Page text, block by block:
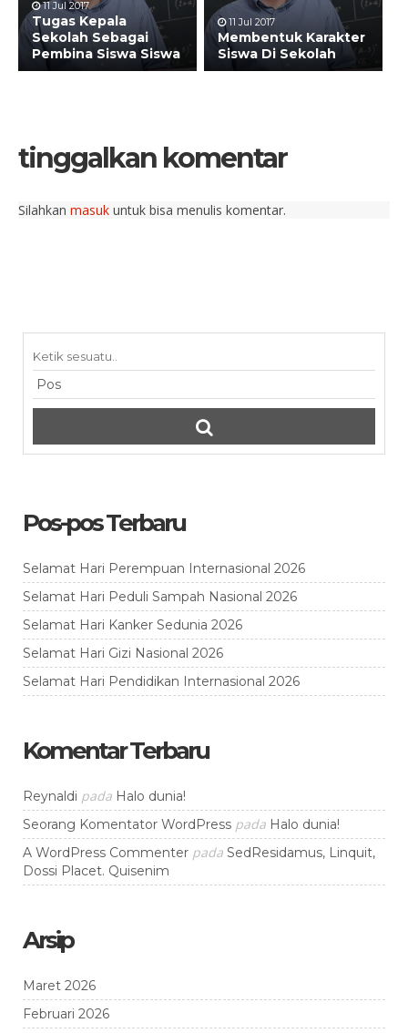
11 Jul 2017
Tugas Kepala
Sekolah Sebagai
Pembina Siswa Siswa
11 Jul 2017
Membentuk Karakter
Siswa Di Sekolah
tinggalkan komentar
Silahkan masuk untuk bisa menulis komentar.
Pos-pos Terbaru
Selamat Hari Perempuan Internasional 2026
Selamat Hari Peduli Sampah Nasional 2026
Selamat Hari Kanker Sedunia 2026
Selamat Hari Gizi Nasional 2026
Selamat Hari Pendidikan Internasional 2026
Komentar Terbaru
Reynaldi pada Halo dunia!
Seorang Komentator WordPress pada Halo dunia!
A WordPress Commenter pada SedResidamus, Linquit,
Dossi Placet. Quisenim
Arsip
Maret 2026
Februari 2026